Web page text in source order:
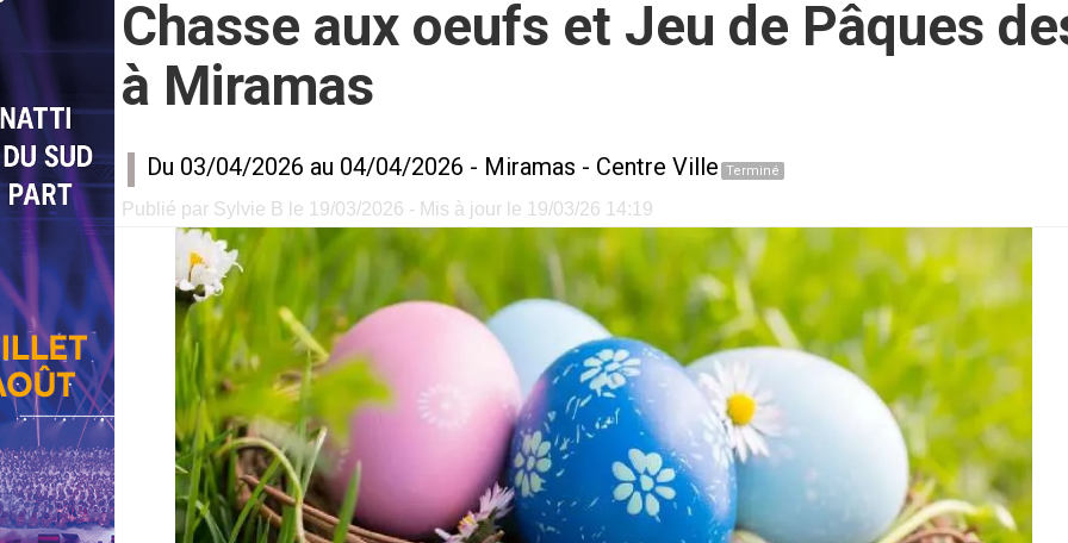
Chasse aux oeufs et Jeu de Pâques
à Miramas
Du 03/04/2026 au 04/04/2026 - Miramas - Centre Ville Terminé
Publié par Sylvie B le 19/03/2026 - Mis à jour le 19/03/26 14:19